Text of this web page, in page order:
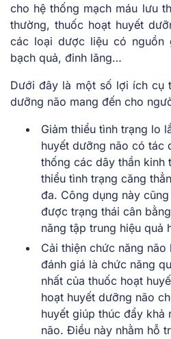
cho hệ thống mạch máu lưu
thường, thuốc hoạt huyết
các loại dược liệu có nguồn
bạch quả, đinh lăng…
Dưới đây là một số lợi ích cụ
dưỡng não mang đến cho
Giảm thiểu tình trạng lo
huyết dưỡng não có tác
thống các dây thần kinh
thiểu tình trạng căng
đa. Công dụng này
được trạng thái cân
năng tập trung hiệu quả
Cải thiện chức năng
đánh giá là chức năng
nhất của thuốc hoạt
hoạt huyết dưỡng não
huyết giúp thúc đẩy khả
não. Điều này nhằm hỗ